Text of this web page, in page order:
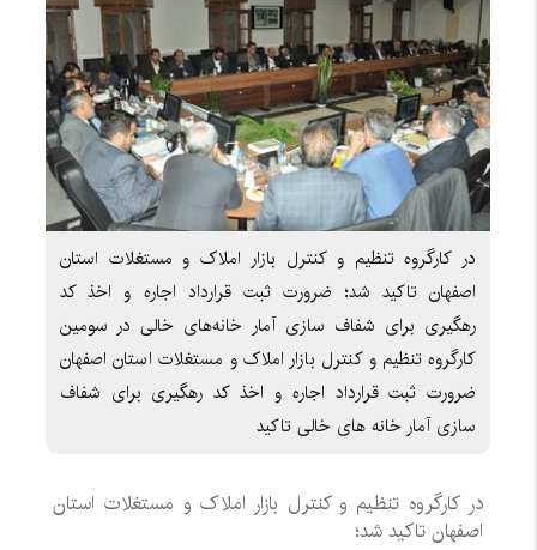
در کارگروه تنظیم و کنترل بازار املاک و مستغلات استان
اصفهان تاکید شد؛ ضرورت ثبت قرارداد اجاره و اخذ کد
رهگیری برای شفاف سازی آمار خانه‌های خالی در سومین
کارگروه تنظیم و کنترل بازار املاک و مستغلات استان اصفهان
ضرورت ثبت قرارداد اجاره و اخذ کد رهگیری برای شفاف
سازی آمار خانه های خالی تاکید
در کارگروه تنظیم و کنترل بازار املاک و مستغلات استان
اصفهان تاکید شد؛